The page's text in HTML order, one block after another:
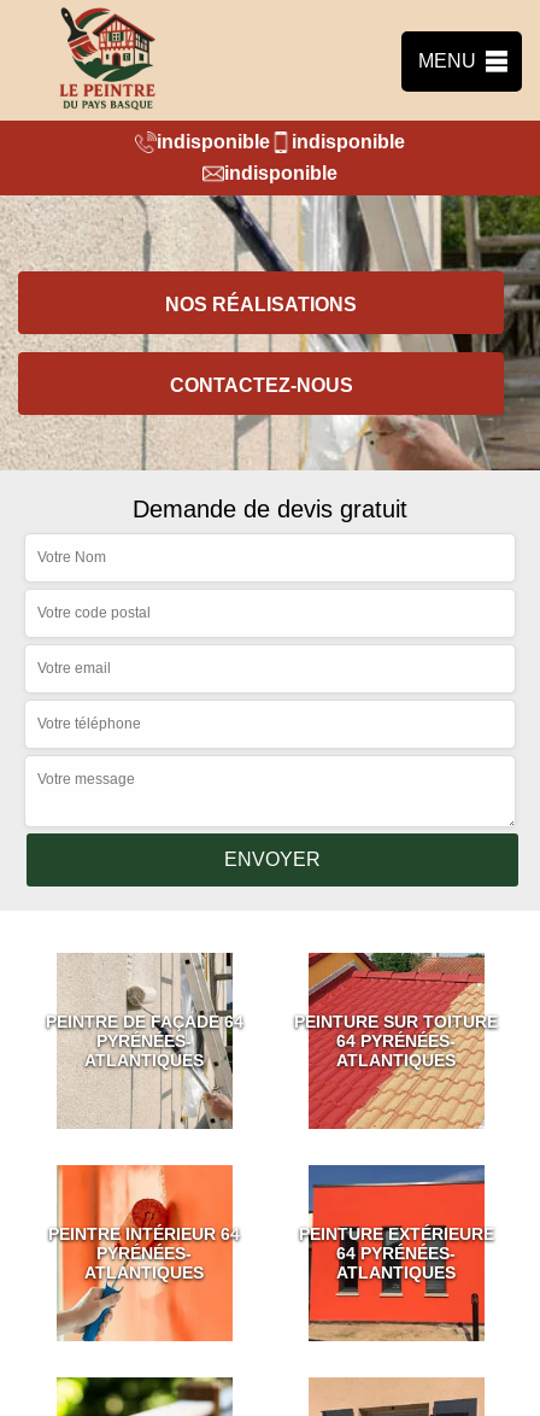
MENU
indisponible
indisponible
indisponible
NOS RÉALISATIONS
CONTACTEZ-NOUS
Demande de devis gratuit
PEINTRE DE FAÇADE 64
PYRÉNÉES-
ATLANTIQUES
PEINTURE SUR TOITURE
64 PYRÉNÉES-
ATLANTIQUES
PEINTRE INTÉRIEUR 64
PYRÉNÉES-
ATLANTIQUES
PEINTURE EXTÉRIEURE
64 PYRÉNÉES-
ATLANTIQUES